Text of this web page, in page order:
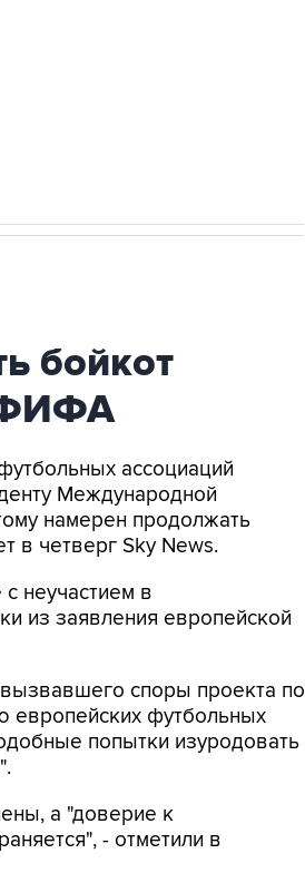
бойкот
ФИФА
ассоциаций
Международной
намерен продолжать
в четверг Sky News.
неучастием в
из заявления европейской
споры проекта по
европейских футбольных
попытки изуродовать
а "доверие к
- отметили в